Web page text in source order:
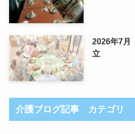
2026年7
立
介護ブログ記事 カテゴリ